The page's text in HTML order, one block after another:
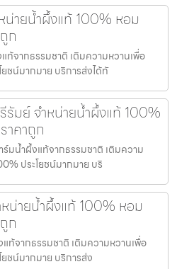
น่ายน้ำผึ้งแท้ 100% หอม
ก
ท้จากธรรมชาติ เติมความหวานเพื่อ
ชน์มากมาย บริการส่งได้ทั
รัมย์ จำหน่ายน้ำผึ้งแท้ 100%
าคาถูก
มน้ำผึ้งแท้จากธรรมชาติ เติมความ
ประโยชน์มากมาย บริ
น่ายน้ำผึ้งแท้ 100% หอม
ก
ท้จากธรรมชาติ เติมความหวานเพื่อ
ชน์มากมาย บริการส่ง